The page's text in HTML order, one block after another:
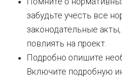
забудьте учесть все
законодательные
повлиять на проект.
Подробно опишите
Включите подробную